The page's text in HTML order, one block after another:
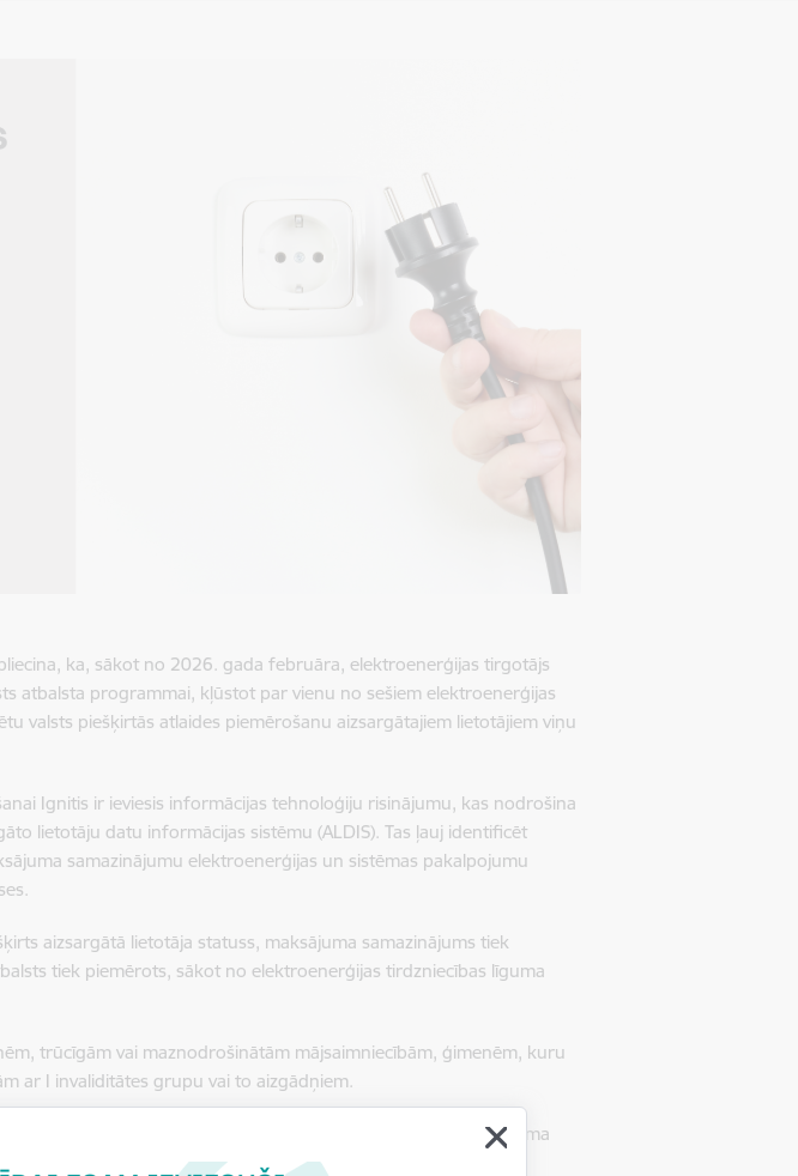
ka, sākot no 2026. gada februāra, elektroenerģijas tirgotājs
atbalsta programmai, kļūstot par vienu no sešiem elektroenerģijas
valsts piešķirtās atlaides piemērošanu aizsargātajiem lietotājiem viņu
Ignitis ir ieviesis informācijas tehnoloģiju risinājumu, kas nodrošina
lietotāju datu informācijas sistēmu (ALDIS). Tas ļauj identificēt
samazinājumu elektroenerģijas un sistēmas pakalpojumu
aizsargātā lietotāja statuss, maksājuma samazinājums tiek
tiek piemērots, sākot no elektroenerģijas tirdzniecības līguma
trūcīgām vai maznodrošinātām mājsaimniecībām, ģimenēm, kuru
ar I invaliditātes grupu vai to aizgādņiem.
un elektroenerģijas līgumu, uz kuru attiecināms maksājuma
pārvaldes pakalpojumu portālā
www.latvija.lv